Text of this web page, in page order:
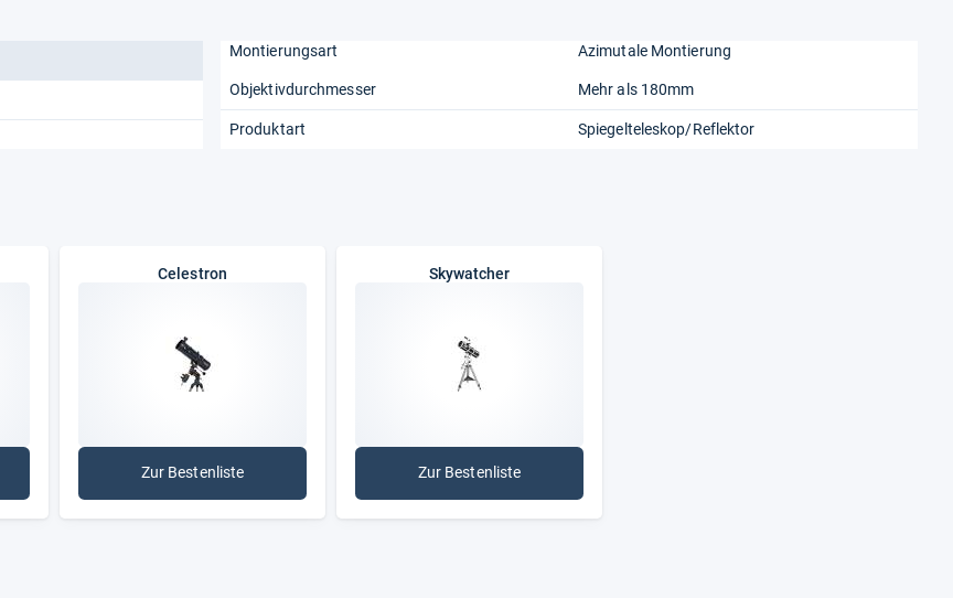
Montierungsart Azimutale Montierung
Objektivdurchmesser Mehr als 180mm
Produktart Spiegelteleskop/Reflektor
Celestron
Zur Bestenliste
: Celestron
Skywatcher
Zur Bestenliste
: Skywatcher